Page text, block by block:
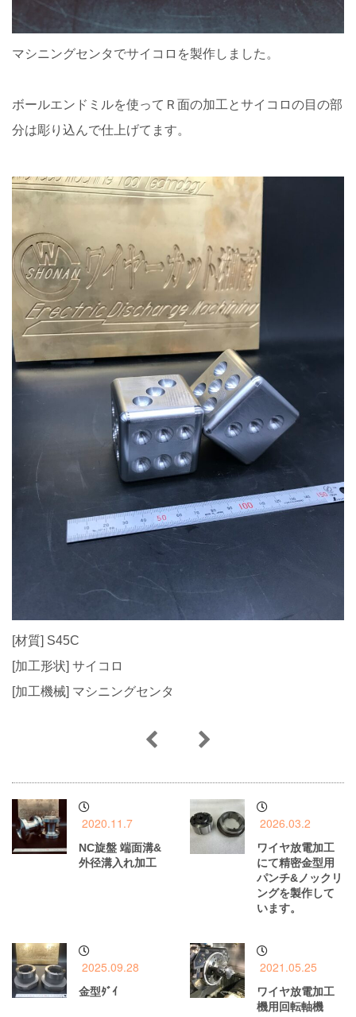
マシニングセンタでサイコロを製作しました。
ボールエンドミルを使ってＲ面の加工とサイコロの目の部
分は彫り込んで仕上げてます。
[材質] S45C
[加工形状] サイコロ
[加工機械] マシニングセンタ
2020.11.7
NC旋盤 端面溝&
外径溝入れ加工
2026.03.2
ワイヤ放電加工
にて精密金型用
パンチ&ノックリ
ングを製作して
います。
2025.09.28
金型ﾀﾞｲ
2021.05.25
ワイヤ放電加工
機用回転軸機